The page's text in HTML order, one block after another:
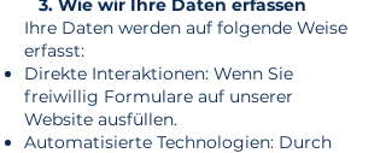
3. Wie wir Ihre Daten erfassen
Ihre Daten werden auf folgende Weise
erfasst:
Direkte Interaktionen: Wenn Sie
freiwillig Formulare auf unserer
Website ausfüllen.
Automatisierte Technologien: Durch